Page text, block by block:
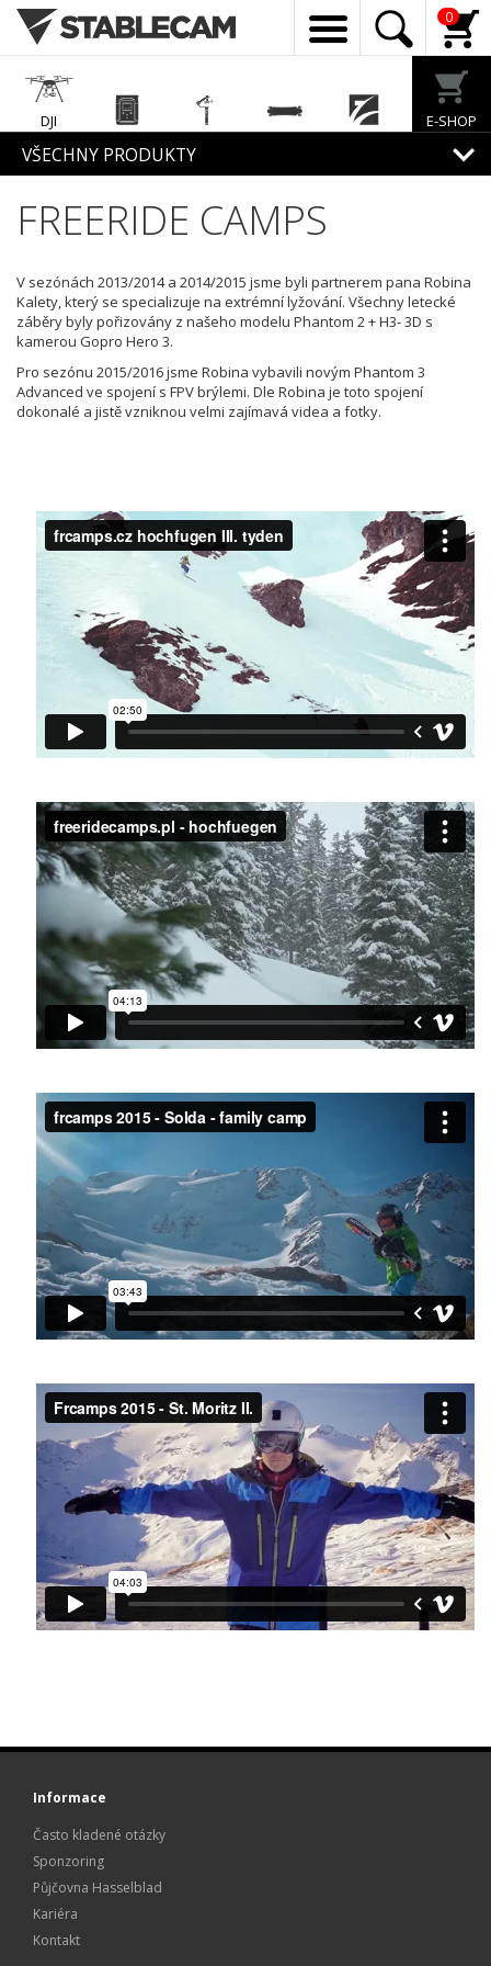
0
E-SHOP
DJI
Enterprise
Mirfak
Audio
VŠECHNY PRODUKTY
FREERIDE CAMPS
V sezónách 2013/2014 a 2014/2015 jsme byli partnerem pana Robina
Kalety, který se specializuje na extrémní lyžování. Všechny letecké
záběry byly pořizovány z našeho modelu Phantom 2 + H3- 3D s
kamerou Gopro Hero 3.
Pro sezónu 2015/2016 jsme Robina vybavili novým Phantom 3
Advanced ve spojení s FPV brýlemi. Dle Robina je toto spojení
dokonalé a jistě vzniknou velmi zajímavá videa a fotky.
Informace
Často kladené otázky
Sponzoring
Půjčovna Hasselblad
Kariéra
Kontakt